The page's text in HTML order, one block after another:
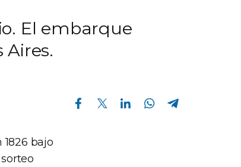
El embarque
Aires.
Compartir en Facebook Compartir en Twitter Compartir en Linkedin Compartir en Whatsapp
bajo